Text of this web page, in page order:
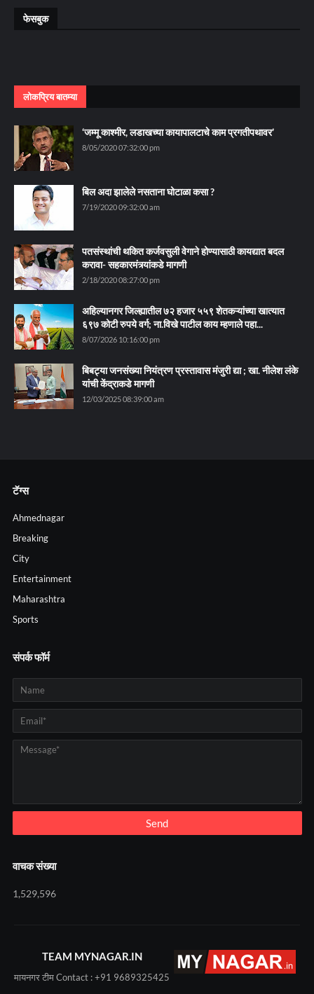
फेसबुक
लोकप्रिय बातम्या
‘जम्मू काश्मीर, लडाखच्या कायापालटाचे काम प्रगतीपथावर’
8/05/2020 07:32:00 pm
बिल अदा झालेले नसताना घोटाळा कसा ?
7/19/2020 09:32:00 am
पतसंस्थांची थकित कर्जवसुली वेगाने होण्यासाठी कायद्यात बदल
करावा- सहकारमंत्र्यांकडे मागणी
2/18/2020 08:27:00 pm
अहिल्यानगर जिल्ह्यातील ७२ हजार ५५९ शेतकऱ्यांच्या खात्यात
६९७ कोटी रुपये वर्ग; ना.विखे पाटील काय म्हणाले पहा...
8/07/2026 10:16:00 pm
बिबट्या जनसंख्या नियंत्रण प्रस्तावास मंजुरी द्या ; खा. नीलेश लंके
यांची केंद्राकडे मागणी
12/03/2025 08:39:00 am
टॅग्स
Ahmednagar
Breaking
City
Entertainment
Maharashtra
Sports
संपर्क फॉर्म
वाचक संख्या
1,529,596
TEAM MYNAGAR.IN
मायनगर टीम Contact : +91 9689325425